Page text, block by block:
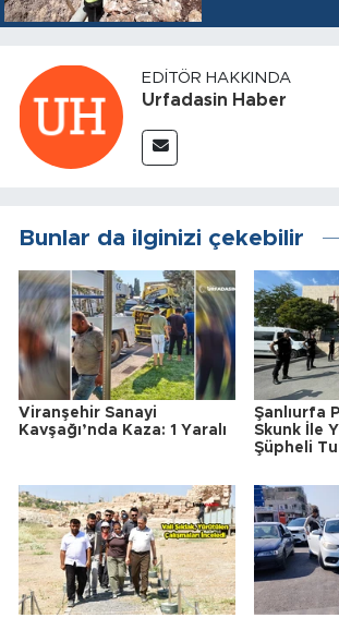
EDITÖR HAKKINDA
Urfadasin Haber
Bunlar da ilginizi çekebilir
Viranşehir Sanayi
Kavşağı’nda Kaza: 1 Yaralı
Şanlıurfa
Skunk İle
Şüpheli